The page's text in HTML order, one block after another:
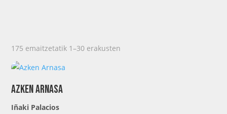
175 emaitzetatik 1–30 erakusten
Azken Arnasa
Iñaki Palacios